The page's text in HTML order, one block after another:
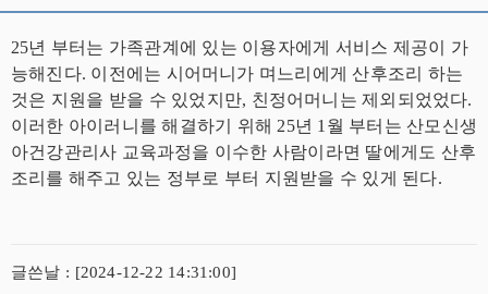
25년 부터는 가족관계에 있는 이용자에게 서비스 제공이 가
능해진다. 이전에는 시어머니가 며느리에게 산후조리 하는
것은 지원을 받을 수 있었지만, 친정어머니는 제외되었었다.
이러한 아이러니를 해결하기 위해 25년 1월 부터는 산모신생
아건강관리사 교육과정을 이수한 사람이라면 딸에게도 산후
조리를 해주고 있는 정부로 부터 지원받을 수 있게 된다.
글쓴날 : [2024-12-22 14:31:00]